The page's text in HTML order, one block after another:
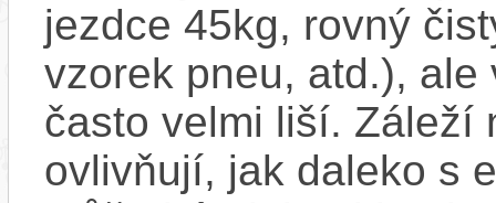
jezdce 45kg, rovný
vzorek pneu, atd.),
často velmi liší. Záleží
ovlivňují, jak daleko s